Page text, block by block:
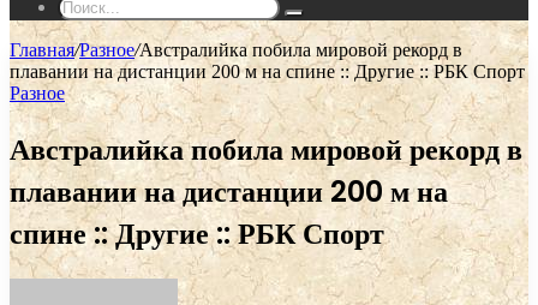
Поиск...
Главная/Разное/Австралийка побила мировой рекорд в
плавании на дистанции 200 м на спине :: Другие :: РБК Спорт
Разное
Австралийка побила мировой рекорд в
плавании на дистанции 200 м на
спине :: Другие :: РБК Спорт